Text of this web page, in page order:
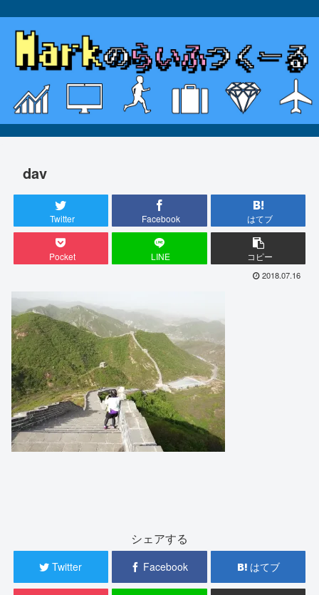
dav
Twitter Facebook はてブ
Pocket LINE コピー
2018.07.16
シェアする
Twitter Facebook はてブ